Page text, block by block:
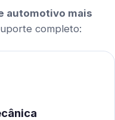
automotivo mais
completo: